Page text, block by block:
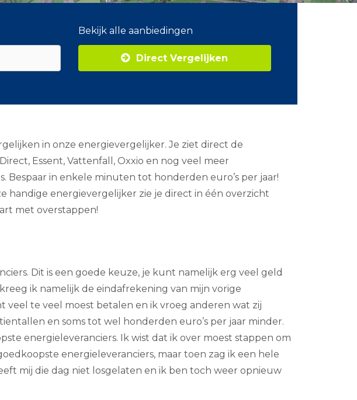
Bekijk alle aanbiedingen
Direct Vergelijken
in onze energievergelijker. Je ziet direct de
Essent, Vattenfall, Oxxio en nog veel meer
Bespaar in enkele minuten tot honderden euro’s per jaar!
handige energievergelijker zie je direct in één overzicht
met overstappen!
Dit is een goede keuze, je kunt namelijk erg veel geld
ik namelijk de eindafrekening van mijn vorige
veel te veel moest betalen en ik vroeg anderen wat zij
en soms tot wel honderden euro’s per jaar minder.
energieleveranciers. Ik wist dat ik over moest stappen om
energieleveranciers, maar toen zag ik een hele
mij die dag niet losgelaten en ik ben toch weer opnieuw